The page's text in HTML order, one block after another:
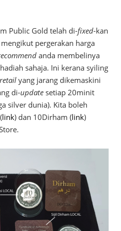
Public Gold telah di-fixed-kan
pergerakan harga
anda membelinya
sahaja. Ini kerana syiling
yang jarang dikemaskini
di-update setiap 20minit
silver dunia). Kita boleh
link) dan 10Dirham (link)